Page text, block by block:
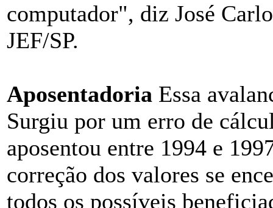
computador", diz José
JEF/SP.
Aposentadoria Essa
Surgiu por um erro de
aposentou entre 1994 e
correção dos valores se
todos os possíveis